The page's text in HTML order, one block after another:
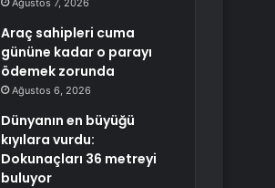
Ağustos 7, 2026
Araç sahipleri cuma
gününe kadar o parayı
ödemek zorunda
Ağustos 6, 2026
Dünyanın en büyüğü
kıyılara vurdu:
Dokunaçları 36 metreyi
buluyor